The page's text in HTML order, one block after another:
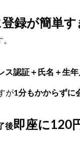
録が簡単す
ス認証＋氏名＋生
が1分もかからずに
後即座に120